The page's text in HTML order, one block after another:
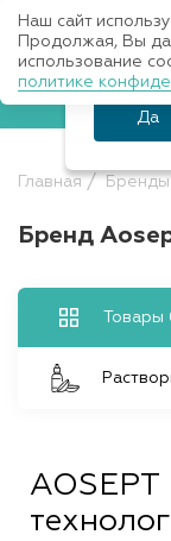
Главная Бренды
Бренд
Ваш
Да
Наш сайт
Продолжая, Вы
использование
политике